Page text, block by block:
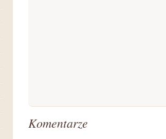
Komentarze